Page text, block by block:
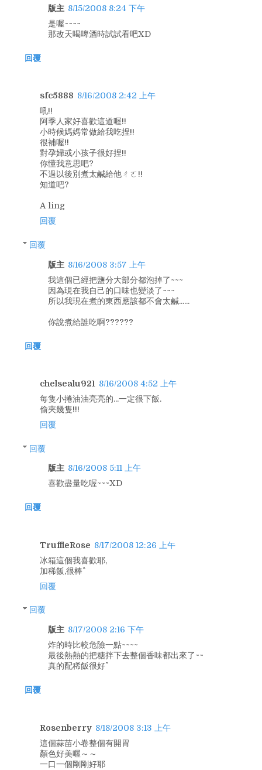
版主 8/15/2008 8:24 下午
是喔~~~~
那改天喝啤酒時試試看吧XD
回覆
sfc5888 8/16/2008 2:42 上午
吼!!
阿季人家好喜歡這道喔!!
小時候媽媽常做給我吃捏!!
很補喔!!
對孕婦或小孩子很好捏!!
你懂我意思吧?
不過以後別煮太鹹給他ㄔㄛ!!
知道吧?
A ling
回覆
回覆
版主 8/16/2008 3:57 上午
我這個已經把鹽分大部分都泡掉了~~~
因為現在我自己的口味也變淡了~~~
所以我現在煮的東西應該都不會太鹹......
你說煮給誰吃啊??????
回覆
chelsealu921 8/16/2008 4:52 上午
每隻小捲油油亮亮的...一定很下飯.
偷夾幾隻!!!
回覆
回覆
版主 8/16/2008 5:11 上午
喜歡盡量吃喔~~~XD
回覆
TruffleRose 8/17/2008 12:26 上午
冰箱這個我喜歡耶,
加稀飯,很棒^^
回覆
回覆
版主 8/17/2008 2:16 下午
炸的時比較危險一點~~~~
最後熱熱的把糖拌下去整個香味都出來了~~
真的配稀飯很好^^
回覆
Rosenberry 8/18/2008 3:13 上午
這個蒜苗小卷整個有開胃
顏色好美喔～～
一口一個剛剛好耶